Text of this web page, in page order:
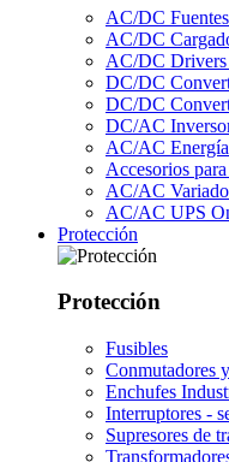
AC/DC
AC/DC
AC/DC
DC/DC
DC/DC
DC/AC
AC/AC
Accesorios
AC/AC
AC/AC UPS
Protección
Protección
Fusibles
Conmutadores
Enchufes
Interruptores -
Supresores de